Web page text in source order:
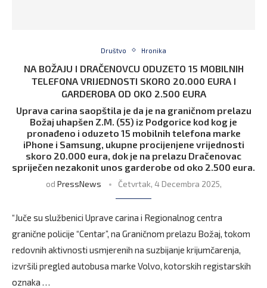
Društvo Hronika
NA BOŽAJU I DRAČENOVCU ODUZETO 15 MOBILNIH
TELEFONA VRIJEDNOSTI SKORO 20.000 EURA I
GARDEROBA OD OKO 2.500 EURA
Uprava carina saopštila je da je na graničnom prelazu
Božaj uhapšen Z.M. (55) iz Podgorice kod kog je
pronađeno i oduzeto 15 mobilnih telefona marke
iPhone i Samsung, ukupne procijenjene vrijednosti
skoro 20.000 eura, dok je na prelazu Dračenovac
spriječen nezakonit unos garderobe od oko 2.500 eura.
od PressNews Četvrtak, 4 Decembra 2025,
“Juče su službenici Uprave carina i Regionalnog centra
granične policije “Centar”, na Graničnom prelazu Božaj, tokom
redovnih aktivnosti usmjerenih na suzbijanje krijumčarenja,
izvršili pregled autobusa marke Volvo, kotorskih registarskih
oznaka …